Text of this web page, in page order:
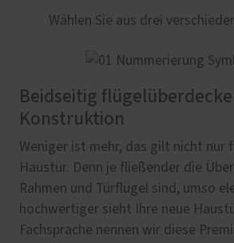
Wählen Sie aus drei
Beidseitig
Konstruktion
Weniger ist mehr, das gilt nicht nur
Haustür. Denn je fließender die
Rahmen und Türflügel sind, umso
hochwertiger sieht Ihre neue
Fachsprache nennen wir diese